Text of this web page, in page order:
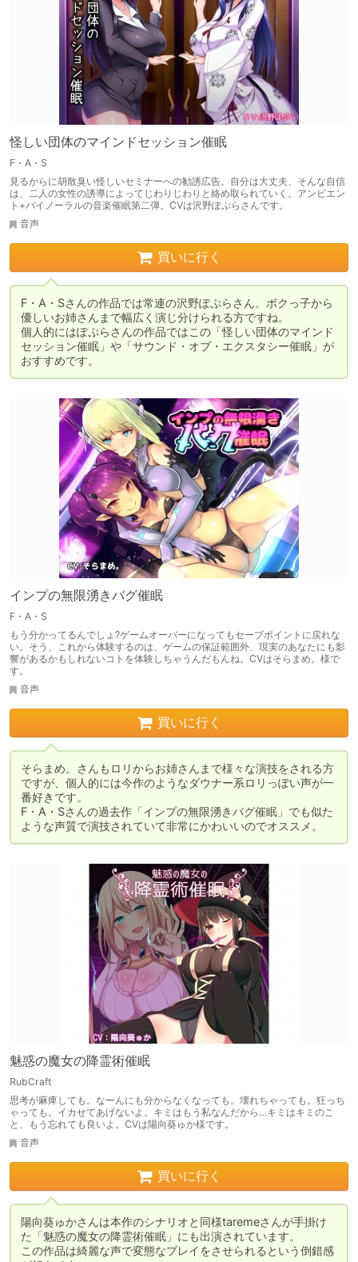
怪しい団体のマインドセッション催眠
F・A・S
見るからに胡散臭い怪しいセミナーへの勧誘広告。自分は大丈夫、そんな自信
は、二人の女性の誘導によってじわりじわりと絡め取られていく。アンビエン
ト+バイノーラルの音楽催眠第二弾。CVは沢野ぽぷらさんです。
音声
買いに行く
F・A・Sさんの作品では常連の沢野ぽぷらさん。ボクっ子から
優しいお姉さんまで幅広く演じ分けられる方ですね。
個人的にはぽぷらさんの作品ではこの「怪しい団体のマインド
セッション催眠」や「サウンド・オブ・エクスタシー催眠」が
おすすめです。
インプの無限湧きバグ催眠
F・A・S
もう分かってるんでしょ?ゲームオーバーになってもセーブポイントに戻れな
い。そう、これから体験するのは、ゲームの保証範囲外、現実のあなたにも影
響があるかもしれないコトを体験しちゃうんだもんね。CVはそらまめ。様で
す。
音声
買いに行く
そらまめ。さんもロリからお姉さんまで様々な演技をされる方
ですが、個人的には今作のようなダウナー系ロリっぽい声が一
番好きです。
F・A・Sさんの過去作「インプの無限湧きバグ催眠」でも似た
ような声質で演技されていて非常にかわいいのでオススメ。
魅惑の魔女の降霊術催眠
RubCraft
思考が麻痺しても。なーんにも分からなくなっても。壊れちゃっても。狂っち
ゃっても。イカせてあげないよ。キミはもう私なんだから…キミはキミのこ
と、もう忘れても良いよ。CVは陽向葵ゅか様です。
音声
買いに行く
陽向葵ゅかさんは本作のシナリオと同様taremeさんが手掛け
た「魅惑の魔女の降霊術催眠」にも出演されています。
この作品は綺麗な声で変態なプレイをさせられるという倒錯感